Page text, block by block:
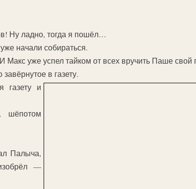
Ну ладно, тогда я пошёл…
начали собираться.
уже успел тайком от всех вручить Паше свой
в газету.
газету и
Палыча,
—